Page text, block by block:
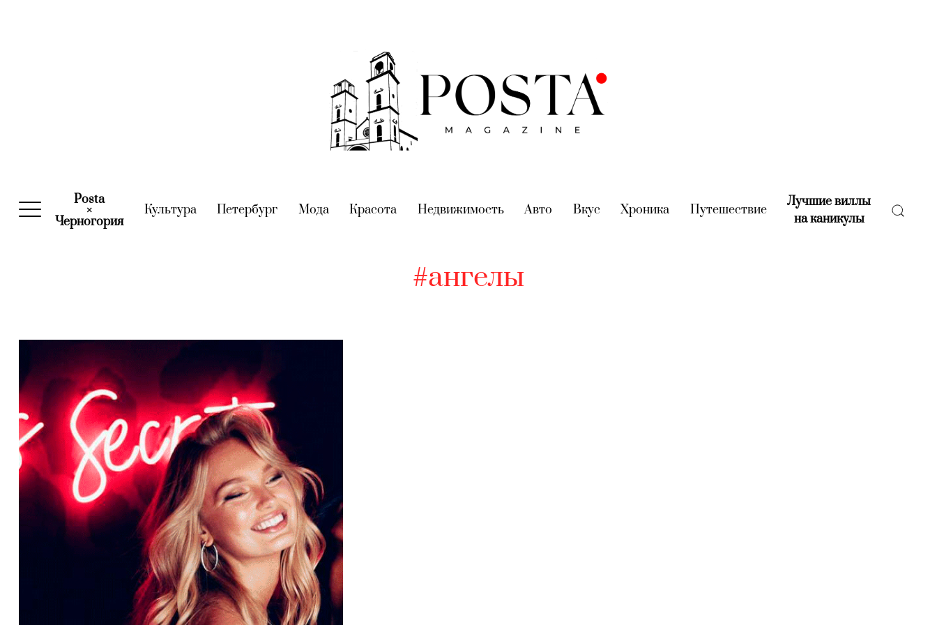
Posta
×
Черногория(current)
Культура(current)
Петербург (current)
Мода(current)
Красота (current)
Недвижимость(current)
Авто (current)
Вкус (current)
Хроника (current)
Путешествие(current)
Лучшие виллы
на каникулы(current)
#ангелы